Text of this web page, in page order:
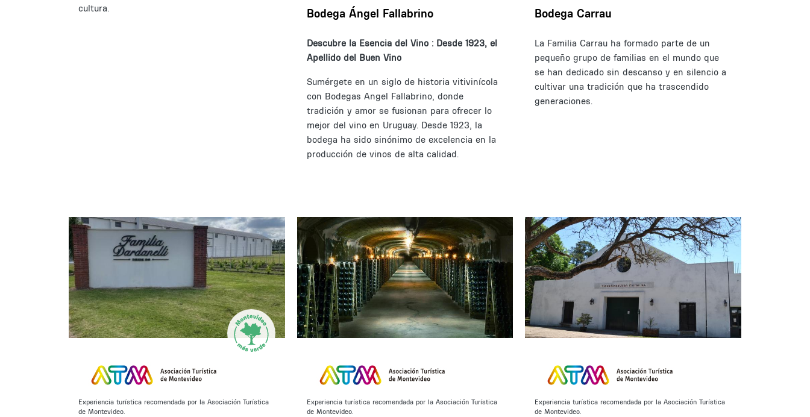
cultura.
Bodega Ángel Fallabrino
Descubre la Esencia del Vino : Desde 1923, el
Apellido del Buen Vino
Sumérgete en un siglo de historia vitivinícola
con Bodegas Angel Fallabrino, donde
tradición y amor se fusionan para ofrecer lo
mejor del vino en Uruguay. Desde 1923, la
bodega ha sido sinónimo de excelencia en la
producción de vinos de alta calidad.
Bodega Carrau
La Familia Carrau ha formado parte de un
pequeño grupo de familias en el mundo que
se han dedicado sin descanso y en silencio a
cultivar una tradición que ha trascendido
generaciones.
Experiencia turística recomendada por la Asociación Turística
de Montevideo.
Experiencia turística recomendada por la Asociación Turística
de Montevideo.
Experiencia turística recomendada por la Asociación Turística
de Montevideo.